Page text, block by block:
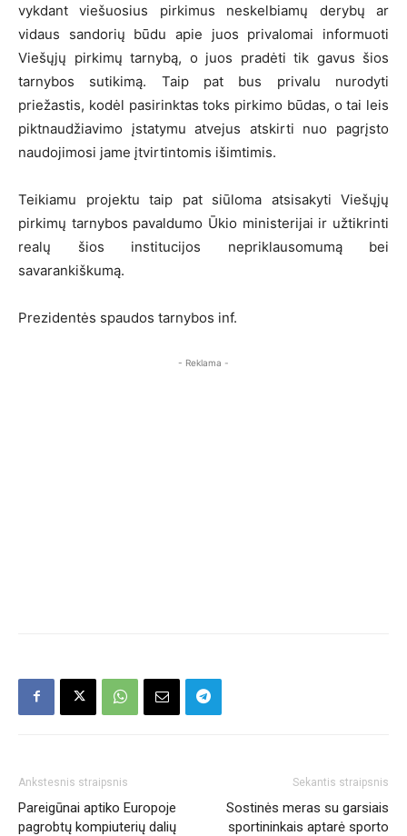
vykdant viešuosius pirkimus neskelbiamų derybų ar
vidaus sandorių būdu apie juos privalomai informuoti
Viešųjų pirkimų tarnybą, o juos pradėti tik gavus šios
tarnybos sutikimą. Taip pat bus privalu nurodyti
priežastis, kodėl pasirinktas toks pirkimo būdas, o tai leis
piktnaudžiavimo įstatymu atvejus atskirti nuo pagrįsto
naudojimosi jame įtvirtintomis išimtimis.
Teikiamu projektu taip pat siūloma atsisakyti Viešųjų
pirkimų tarnybos pavaldumo Ūkio ministerijai ir užtikrinti
realų šios institucijos nepriklausomumą bei
savarankiškumą.
Prezidentės spaudos tarnybos inf.
- Reklama -
Ankstesnis straipsnis
Pareigūnai aptiko Europoje
pagrobtų kompiuterių dalių
Sekantis straipsnis
Sostinės meras su garsiais
sportininkais aptarė sporto